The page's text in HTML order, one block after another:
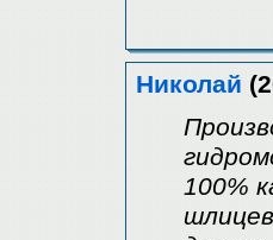
Николай
100%